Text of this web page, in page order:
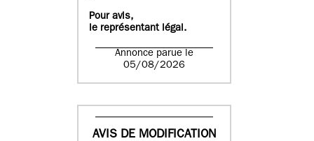
Pour avis,
le représentant légal.
Annonce parue le
05/08/2026
AVIS DE MODIFICATION